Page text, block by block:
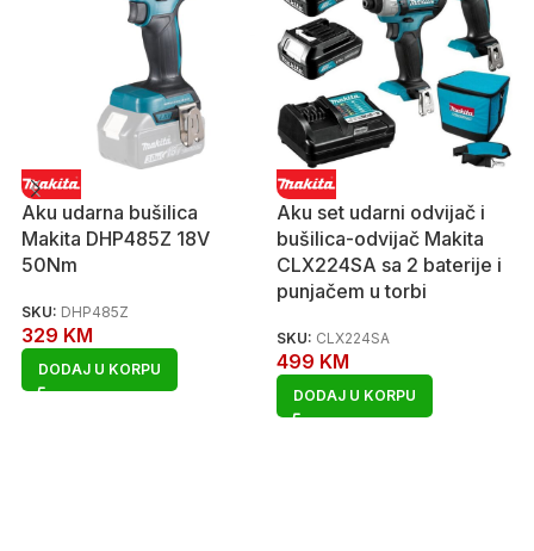
Aku udarna bušilica
Makita DHP485Z 18V
50Nm
SKU: DHP485Z
329 KM
DODAJ U KORPU
Aku set udarni odvijač i
bušilica-odvijač Makita
CLX224SA sa 2 baterije i
punjačem u torbi
SKU: CLX224SA
499 KM
DODAJ U KORPU